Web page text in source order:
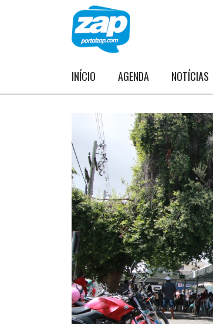
INÍCIO AGENDA NOTÍCIAS